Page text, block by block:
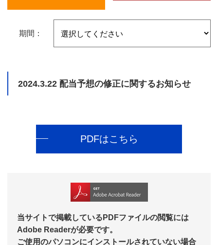
期間：
2024.3.22 配当予想の修正に関するお知らせ
PDFはこちら
当サイトで掲載しているPDFファイルの閲覧には
Adobe Readerが必要です。
ご使用のパソコンにインストールされていない場合